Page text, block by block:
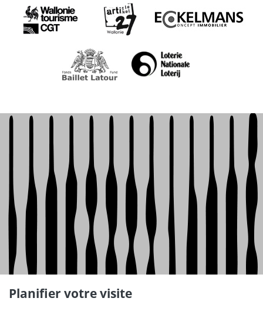
Planifier votre visite